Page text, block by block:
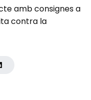
amb consignes a
contra la